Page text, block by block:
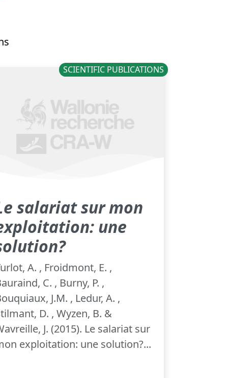
SCIENTIFIC PUBLICATIONS
salariat sur mon
une
A. , Froidmont, E. ,
C. , Burny, P. ,
J.M. , Ledur, A. ,
D. , Wyzen, B. &
J. (2015). Le salariat sur
exploitation: une solution?...